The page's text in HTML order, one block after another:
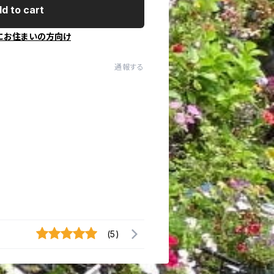
to cart
お住まいの方向け
通報する
(5)